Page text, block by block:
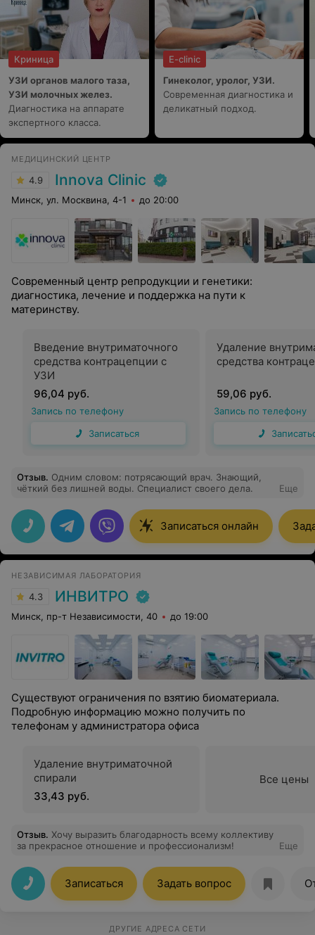
Криница
УЗИ органов малого таза,
УЗИ молочных желез.
Диагностика на аппарате
экспертного класса.
E-clinic
Гинеколог, уролог, УЗИ.
Современная диагностика и
деликатный подход.
МЕДИЦИНСКИЙ ЦЕНТР
4.9 Innova Clinic
Минск, ул. Москвина, 4-1 до 20:00
Современный центр репродукции и генетики:
диагностика, лечение и поддержка на пути к
материнству.
Введение внутриматочного
средства контрацепции с
УЗИ
96,04 руб.
Запись по телефону
Записаться
Удаление
средства
59,06 руб.
Запись по телефону
Отзыв. Одним словом: потрясающий врач. Знающий,
чёткий без лишней воды. Специалист своего дела.
Еще
Записаться онлайн
НЕЗАВИСИМАЯ ЛАБОРАТОРИЯ
4.3 ИНВИТРО
Минск, пр-т Независимости, 40 до 19:00
Существуют ограничения по взятию биоматериала.
Подробную информацию можно получить по
телефонам у администратора офиса
Удаление внутриматочной
спирали
33,43 руб.
Все цены
Отзыв. Хочу выразить благодарность всему коллективу
за прекрасное отношение и профессионализм!
Еще
Записаться Задать вопрос
ДРУГИЕ АДРЕСА СЕТИ